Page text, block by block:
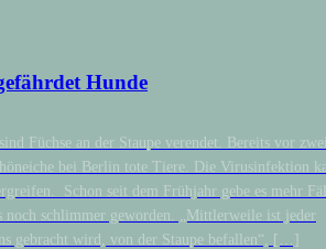
Hunde
Füchse an der Staupe verendet. Bereits vor
bei Berlin tote Tiere. Die Virusinfektion
Schon seit dem Frühjahr gebe es mehr
noch schlimmer geworden. „Mittlerweile ist jeder
gebracht wird, von der Staupe befallen“, […]